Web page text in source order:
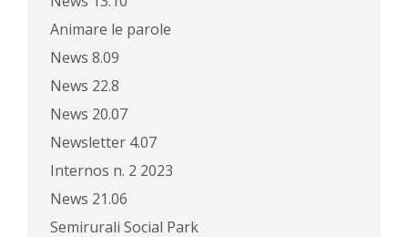
Animare le parole
News 8.09
News 22.8
News 20.07
Newsletter 4.07
Internos n. 2 2023
News 21.06
Semirurali Social Park